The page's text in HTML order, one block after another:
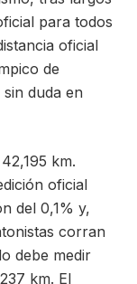
para todos
oficial
de
duda en
km.
oficial
del 0,1% y,
corran
debe medir
km. El